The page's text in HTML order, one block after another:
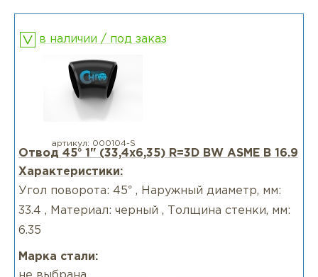
в наличии / под заказ
артикул: 000104-S
Отвод 45° 1" (33,4х6,35) R=3D BW ASME B 16.9
Характеристики:
Угол поворота: 45° , Наружный диаметр, мм:
33.4 , Материал: черный , Толщина стенки, мм:
6.35
Марка стали: